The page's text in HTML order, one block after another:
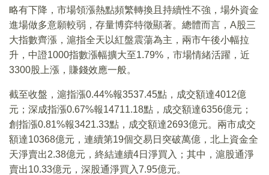
略有下降，市場領漲熱點頻繁轉換且持續性不強，場外資金
進場做多意願較弱，存量博弈特徵顯著。總體而言，A股三
大指數齊漲，滬指全天以紅盤震蕩為主，兩市午後小幅拉
升，中證1000指數漲幅擴大至1.79%，市場情緒活躍，近
3300股上漲，賺錢效應一般。
截至收盤，滬指漲0.44%報3537.45點，成交額達4012億
元；深成指漲0.67%報14711.18點，成交額達6356億元；
創指漲0.81%報3421.33點，成交額達2693億元。兩市成交
額達10368億元，連續第19個交易日突破萬億，北上資金全
天淨賣出2.38億元，終結連續4日淨買入；其中，滬股通淨
賣出10.33億元，深股通淨買入7.95億元。